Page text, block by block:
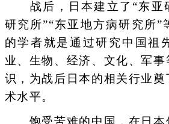
战后，日本建立了“东亚
研究所”“东亚地方病研究所”
的学者就是通过研究中国祖
业、生物、经济、文化、军
识，为战后日本的相关行业
术水平。
饱受苦难的中国，在日本